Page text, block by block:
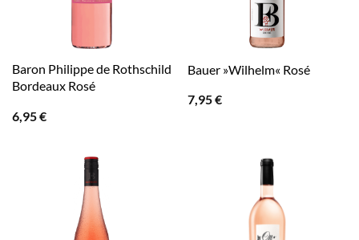
Baron Philippe de Rothschild
Bordeaux Rosé
6,95€
Bauer »Wilhelm« Rosé
7,95€